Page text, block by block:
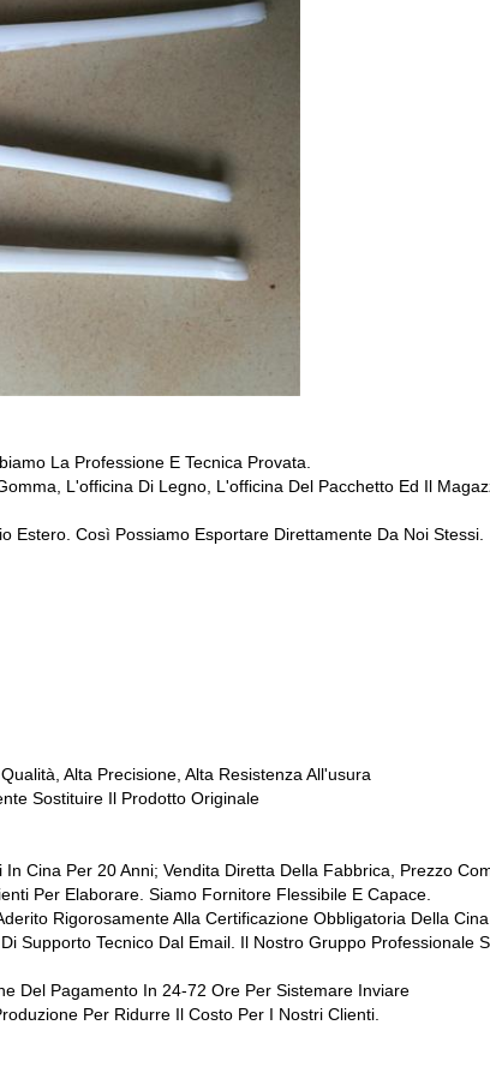
La Professione E Tecnica Provata.
L'officina Di Legno, L'officina Del Pacchetto Ed Il
Estero. Così Possiamo Esportare Direttamente Da Noi Stessi.
Alta Precisione, Alta Resistenza All'usura
Sostituire Il Prodotto Originale
Cina Per 20 Anni; Vendita Diretta Della Fabbrica, Prezzo
Per Elaborare. Siamo Fornitore Flessibile E Capace.
Rigorosamente Alla Certificazione Obbligatoria Della
Supporto Tecnico Dal Email. Il Nostro Gruppo Professionale
Del Pagamento In 24-72 Ore Per Sistemare Inviare
Per Ridurre Il Costo Per I Nostri Clienti.